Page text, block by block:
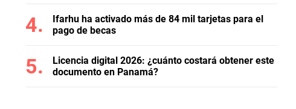
Ifarhu ha activado más de 84 mil tarjetas para el
pago de becas
Licencia digital 2026: ¿cuánto costará obtener este
documento en Panamá?